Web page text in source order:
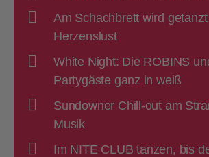
Am Schachbrett wird
Herzenslust
White Night: Die ROBINS
Partygäste ganz in weiß
Sundowner Chill-out am
Musik
Im NITE CLUB tanzen, bis